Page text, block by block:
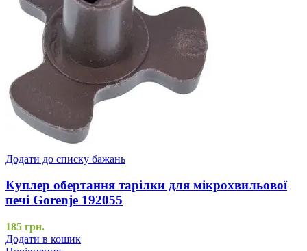
Додати до списку бажань
Куплер обертання тарілки для мікрохвильової
печі Gorenje 192055
185 грн.
Додати в кошик